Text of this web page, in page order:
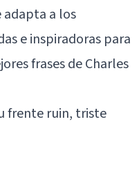
adapta a los
e inspiradoras para
frases de Charles
frente ruin, triste